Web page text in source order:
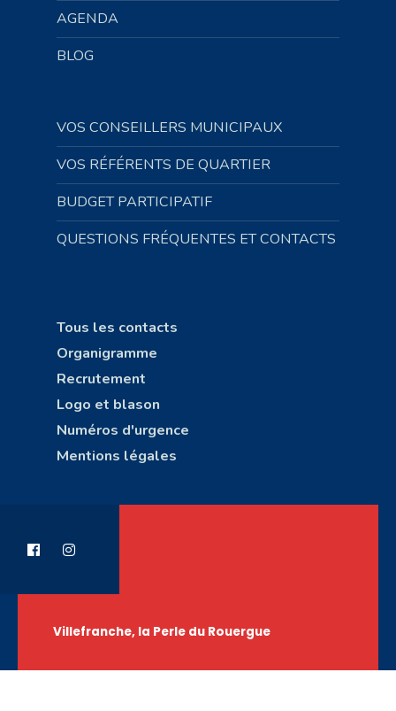
AGENDA
BLOG
VOS CONSEILLERS MUNICIPAUX
VOS RÉFÉRENTS DE QUARTIER
BUDGET PARTICIPATIF
QUESTIONS FRÉQUENTES ET CONTACTS
Tous les contacts
Organigramme
Recrutement
Logo et blason
Numéros d'urgence
Mentions légales
Villefranche, la Perle du Rouergue